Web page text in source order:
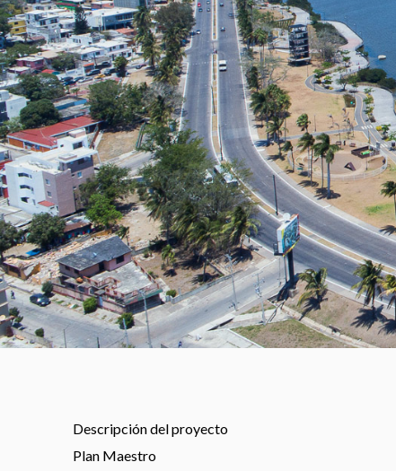
Descripción del proyecto
Plan Maestro